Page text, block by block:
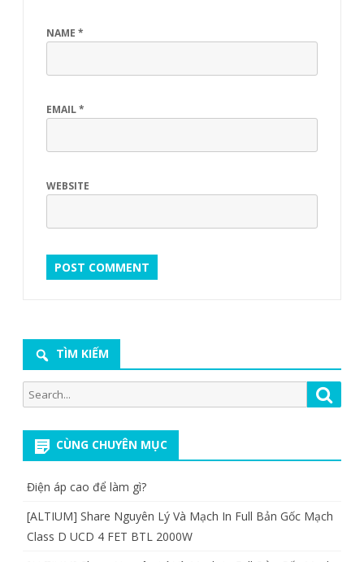
NAME *
EMAIL*
WEBSITE
TÌM KIẾM
Search
for:
CÙNG CHUYÊN MỤC
Điện áp cao để làm gì?
[ALTIUM] Share Nguyên Lý Và Mạch In Full Bản Gốc Mạch
Class D UCD 4 FET BTL 2000W